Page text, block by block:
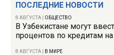
ПОСЛЕДНИЕ НОВОСТИ
8 АВГУСТА ОБЩЕСТВО
В Узбекистане могут
процентов по кредитам
8 АВГУСТА В МИРЕ